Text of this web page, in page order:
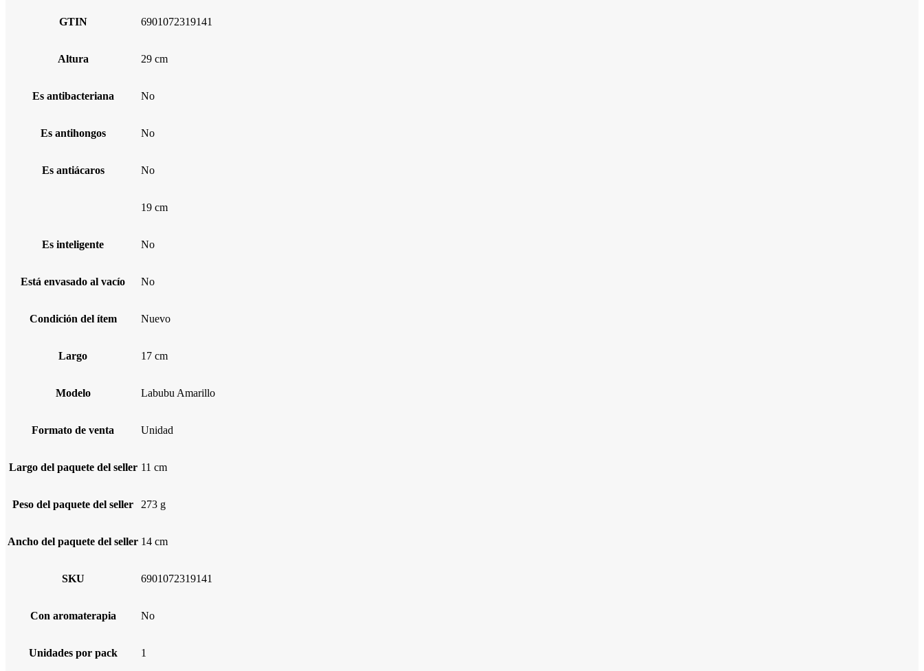
GTIN 6901072319141
Altura 29 cm
Es antibacteriana No
Es antihongos No
Es antiácaros No
19 cm
Es inteligente No
Está envasado al vacío No
Condición del ítem Nuevo
Largo 17 cm
Modelo Labubu Amarillo
Formato de venta Unidad
Largo del paquete del seller 11 cm
Peso del paquete del seller 273 g
Ancho del paquete del seller 14 cm
SKU 6901072319141
Con aromaterapia No
Unidades por pack 1